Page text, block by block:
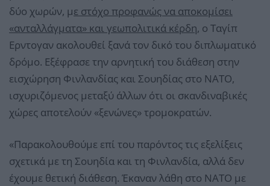
δύο χωρών, με στόχο προφανώς να αποκομίσει
«ανταλλάγματα» και γεωπολιτικά κέρδη, ο Ταγίπ
Ερντογαν ακολουθεί ξανά τον δικό του διπλωματικό
δρόμο. Εξέφρασε την αρνητική του διάθεση στην
εισχώρηση Φινλανδίας και Σουηδίας στο ΝΑΤΟ,
ισχυριζόμενος μεταξύ άλλων ότι οι σκανδιναβικές
χώρες αποτελούν «ξενώνες» τρομοκρατών.
«Παρακολουθούμε επί του παρόντος τις εξελίξεις
σχετικά με τη Σουηδία και τη Φινλανδία, αλλά δεν
έχουμε θετική διάθεση. Έκαναν λάθη στο ΝΑΤΟ με